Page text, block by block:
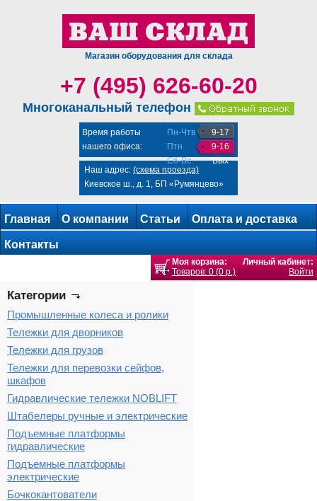
Магазин оборудования для склада
+7 (495) 626-60-20
Многоканальный телефон
Время работы
нашего офиса:
Пн-Чтв
Птн
Сб-Вс
9-17
9-16
Вых
Наш адрес: (схема проезда)
Киевское ш., д. 1, БП «Румянцево»
Главная О компании Статьи Оплата и доставка
Контакты
Моя корзина:
Товаров: 0 (0 р.)
Личный кабинет:
Войти
Категории
Промышленные колеса и ролики
Тележки для дворников
Тележки для грузов
Тележки для перевозки сейфов,
шкафов
Гидравлические тележки NOBLIFT
Штабелеры ручные и электрические
Подъемные платформы
гидравлические
Подъемные платформы
электрические
Бочкокантователи